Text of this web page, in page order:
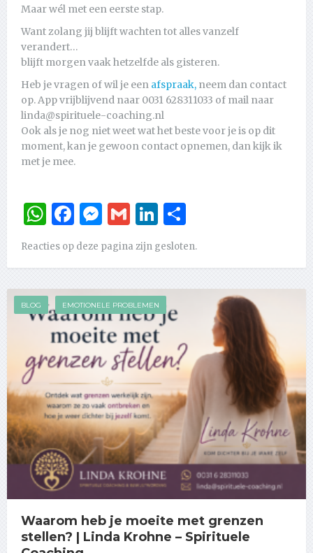
Maar wél met een eerste stap.
Want zolang jij blijft wachten tot alles vanzelf
verandert…
blijft morgen vaak hetzelfde als gisteren.
Heb je vragen of wil je een afspraak, neem dan contact
op. App vrijblijvend naar 0031 628311033 of mail naar
linda@spirituele-coaching.nl
Ook als je nog niet weet wat het beste voor je is op dit
moment, kan je gewoon contact opnemen, dan kijk ik
met je mee.
WhatsApp
Facebook
Messenger
GmailLinkedIn
Reacties op deze pagina zijn gesloten.
BLOG EMOTIONELE PROBLEMEN
Waarom heb je moeite met grenzen
stellen? | Linda Krohne – Spirituele